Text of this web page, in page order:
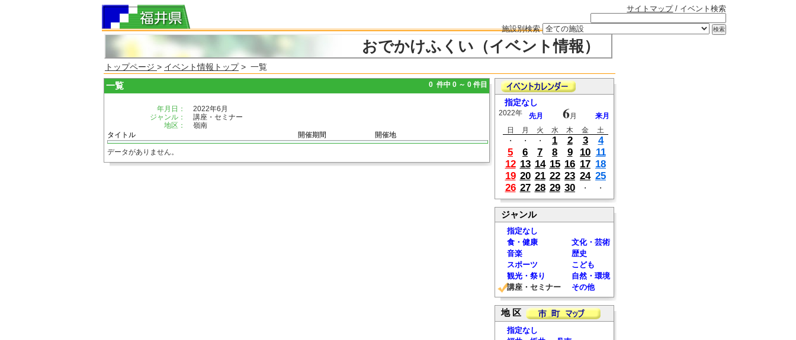
サイトマップ/ イベント検索
施設別検索
おでかけふくい（イベント情報）
トップページ > イベント情報トップ> 一覧
一覧 0 件中 0 ～ 0 件目
年月日：
2022年6月
ジャンル：
講座・セミナー
地区：
嶺南
タイトル
開催期間 開催地
データがありません。
指定なし
2022年 先月 6月
来月
日
月 火 水 木 金
土
・
・ ・ 1 2 3
4
5
6 7 8 9 10 11
12 13 14 15 16 17 18
19 20 21 22 23 24 25
26 27 28 29 30 ・ ・
ジャンル
指定なし
食・健康
文化・芸術
音楽
歴史
スポーツ
こども
観光・祭り
自然・環境
講座・セミナー
その他
地 区
指定なし